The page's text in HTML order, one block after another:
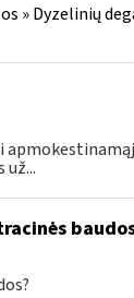
» Dyzelinių